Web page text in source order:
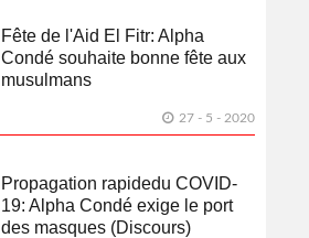
Fête de l'Aid El Fitr: Alpha
Condé souhaite bonne fête aux
musulmans
27 - 5 - 2020
Propagation rapidedu COVID-
19: Alpha Condé exige le port
des masques (Discours)